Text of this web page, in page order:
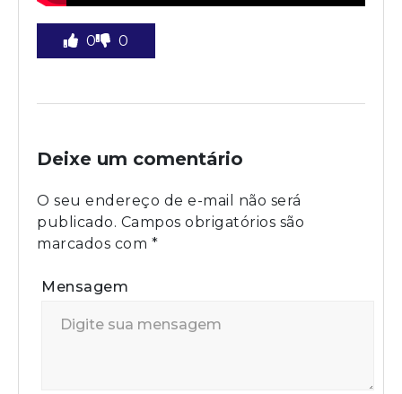
0 0
Deixe um comentário
O seu endereço de e-mail não será
publicado. Campos obrigatórios são
marcados com *
Mensagem